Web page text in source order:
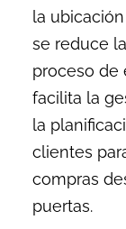
la
se reduce
proceso de
facilita la
la
clientes
compras
puertas.